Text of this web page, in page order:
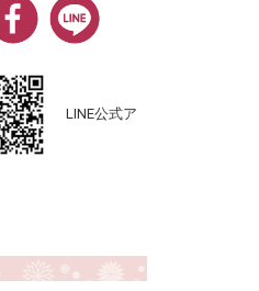
LINE公式ア